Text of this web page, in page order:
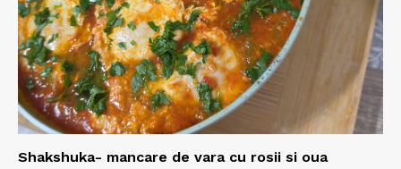
Shakshuka- mancare de vara cu rosii si oua